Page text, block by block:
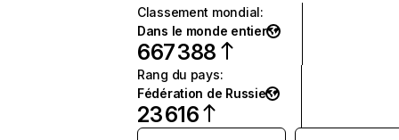
Classement mondial:
Dans le monde entier
667 388
Rang du pays:
Fédération de Russie
23 616